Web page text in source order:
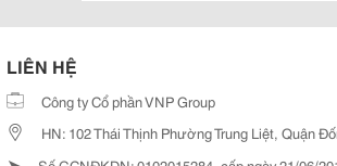
LIÊN HỆ
Công ty Cổ phần VNP Group
HN: 102 Thái Thịnh Phường Trung Liệt, Quận